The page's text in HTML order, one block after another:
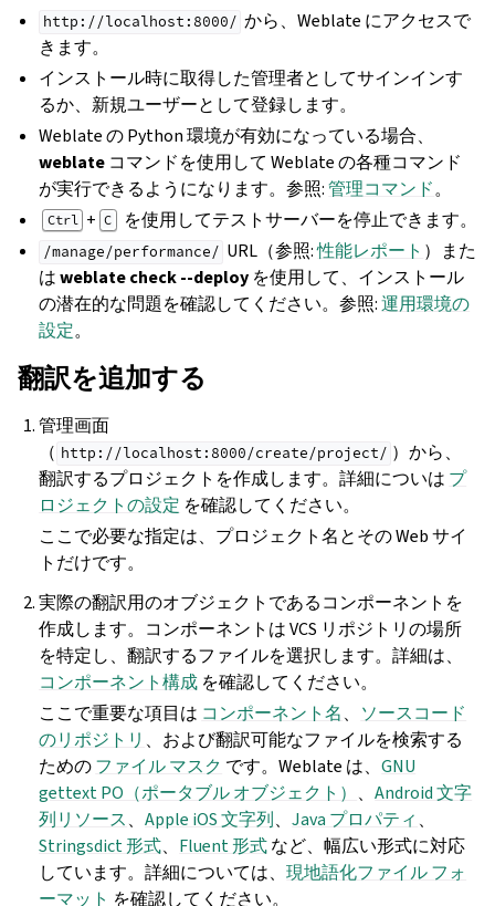
http://localhost:8000/ から、Weblate にアクセスで
きます。
インストール時に取得した管理者としてサインインす
るか、新規ユーザーとして登録します。
Weblate の Python 環境が有効になっている場合、
weblate コマンドを使用して Weblate の各種コマンド
が実行できるようになります。参照:管理コマンド。
Ctrl + C を使用してテストサーバーを停止できます。
/manage/performance/ URL（参照:性能レポート ）また
はweblate check --deploy を使用して、インストール
の潜在的な問題を確認してください。参照:運用環境の
設定。
翻訳を追加する
管理画面
（ http://localhost:8000/create/project/ ）から、
翻訳するプロジェクトを作成します。詳細についは プ
ロジェクトの設定 を確認してください。
ここで必要な指定は、プロジェクト名とその Web サイ
トだけです。
実際の翻訳用のオブジェクトであるコンポーネントを
作成します。コンポーネントは VCS リポジトリの場所
を特定し、翻訳するファイルを選択します。詳細は、
コンポーネント構成 を確認してください。
ここで重要な項目は コンポーネント名、 ソースコード
のリポジトリ 、および翻訳可能なファイルを検索する
ためのファイル マスク です。Weblate は、GNU
gettext PO（ポータブル オブジェクト） 、Android 文字
列リソース、Apple iOS 文字列、Java プロパティ 、
Stringsdict 形式、 Fluent 形式など、幅広い形式に対応
しています。詳細については、現地語化ファイル フォ
ーマット を確認してください。